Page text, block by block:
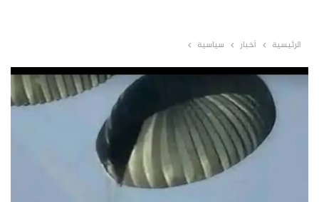
الرئيسية أخبار سياسية